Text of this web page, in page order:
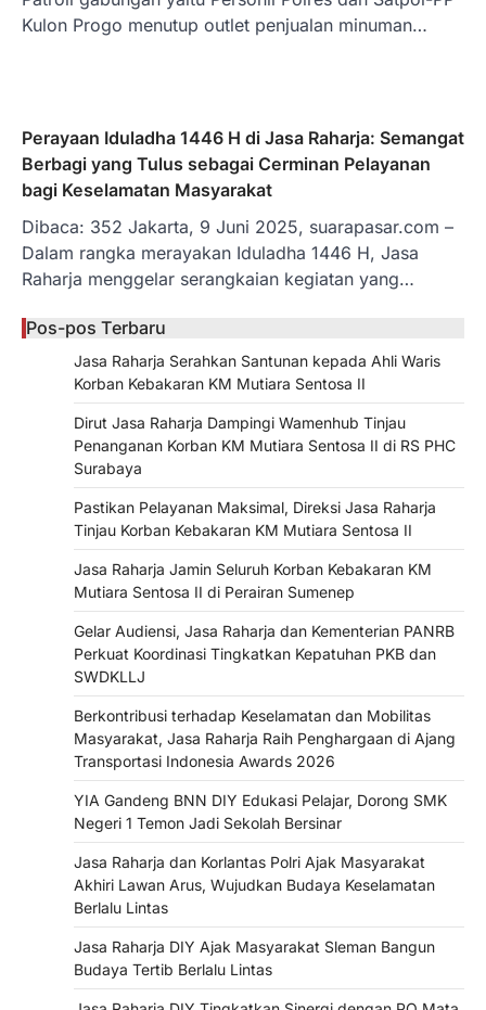
Kulon Progo menutup outlet penjualan minuman…
Perayaan Iduladha 1446 H di Jasa Raharja: Semangat
Berbagi yang Tulus sebagai Cerminan Pelayanan
bagi Keselamatan Masyarakat
Dibaca: 352 Jakarta, 9 Juni 2025, suarapasar.com –
Dalam rangka merayakan Iduladha 1446 H, Jasa
Raharja menggelar serangkaian kegiatan yang…
Pos-pos Terbaru
Jasa Raharja Serahkan Santunan kepada Ahli Waris
Korban Kebakaran KM Mutiara Sentosa II
Dirut Jasa Raharja Dampingi Wamenhub Tinjau
Penanganan Korban KM Mutiara Sentosa II di RS PHC
Surabaya
Pastikan Pelayanan Maksimal, Direksi Jasa Raharja
Tinjau Korban Kebakaran KM Mutiara Sentosa II
Jasa Raharja Jamin Seluruh Korban Kebakaran KM
Mutiara Sentosa II di Perairan Sumenep
Gelar Audiensi, Jasa Raharja dan Kementerian PANRB
Perkuat Koordinasi Tingkatkan Kepatuhan PKB dan
SWDKLLJ
Berkontribusi terhadap Keselamatan dan Mobilitas
Masyarakat, Jasa Raharja Raih Penghargaan di Ajang
Transportasi Indonesia Awards 2026
YIA Gandeng BNN DIY Edukasi Pelajar, Dorong SMK
Negeri 1 Temon Jadi Sekolah Bersinar
Jasa Raharja dan Korlantas Polri Ajak Masyarakat
Akhiri Lawan Arus, Wujudkan Budaya Keselamatan
Berlalu Lintas
Jasa Raharja DIY Ajak Masyarakat Sleman Bangun
Budaya Tertib Berlalu Lintas